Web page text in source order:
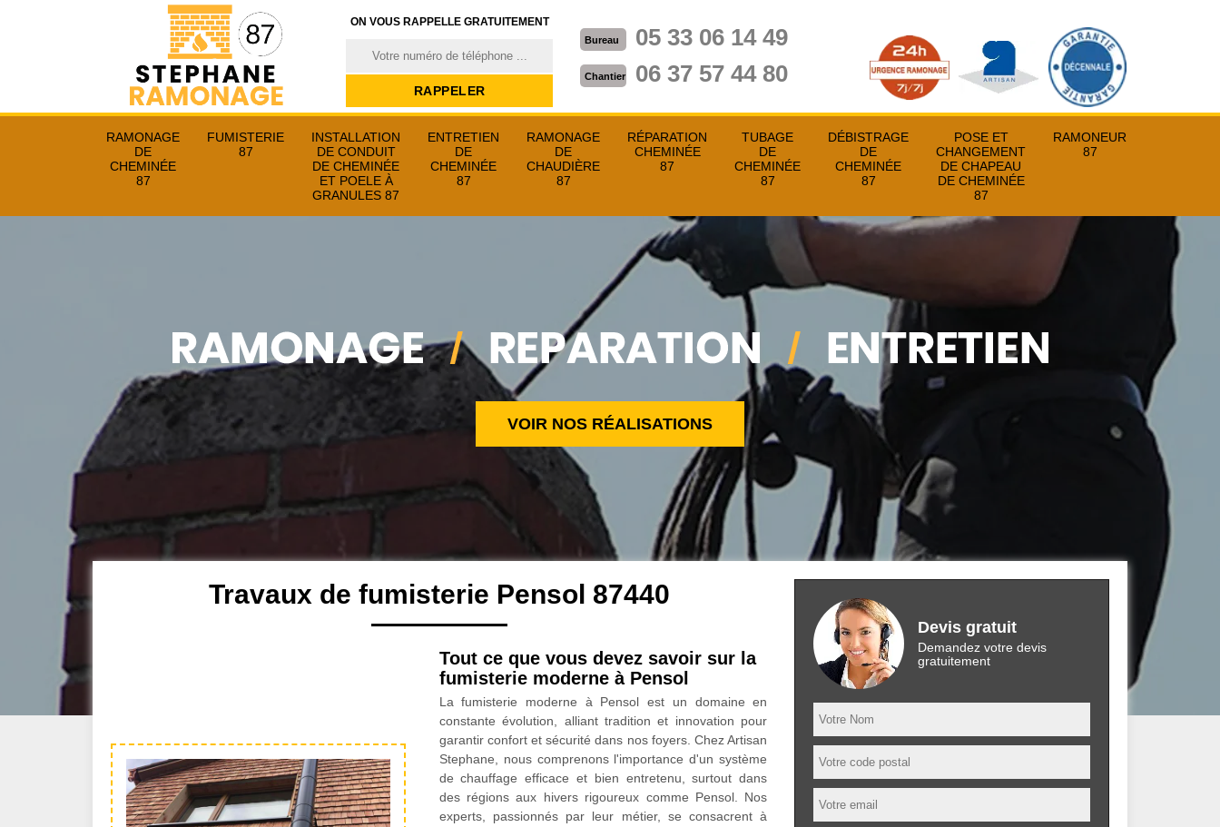
ON VOUS RAPPELLE GRATUITEMENT
Bureau 05 33 06 14 49
Chantier 06 37 57 44 80
RAMONAGE
DE
CHEMINÉE
87
FUMISTERIE
87
INSTALLATION
DE CONDUIT
DE CHEMINÉE
ET POELE À
GRANULES 87
ENTRETIEN
DE
CHEMINÉE
87
RAMONAGE
DE
CHAUDIÈRE
87
RÉPARATION
CHEMINÉE
87
TUBAGE
DE
CHEMINÉE
87
DÉBISTRAGE
DE
CHEMINÉE
87
POSE ET
CHANGEMENT
DE CHAPEAU
DE CHEMINÉE
87
RAMONEUR
87
VOIR NOS RÉALISATIONS
Travaux de fumisterie Pensol 87440
Tout ce que vous devez savoir sur la
fumisterie moderne à Pensol
La fumisterie moderne à Pensol est un domaine en
constante évolution, alliant tradition et innovation pour
garantir confort et sécurité dans nos foyers. Chez Artisan
Stephane, nous comprenons l'importance d'un système
de chauffage efficace et bien entretenu, surtout dans
des régions aux hivers rigoureux comme Pensol. Nos
experts, passionnés par leur métier, se consacrent à
Devis gratuit
Demandez votre devis
gratuitement